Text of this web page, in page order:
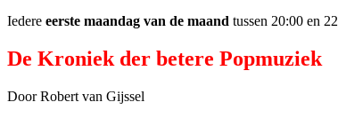
Iedere eerste maandag van de maand tussen 20:00 en
De Kroniek der betere Popmuziek
Door Robert van Gijssel